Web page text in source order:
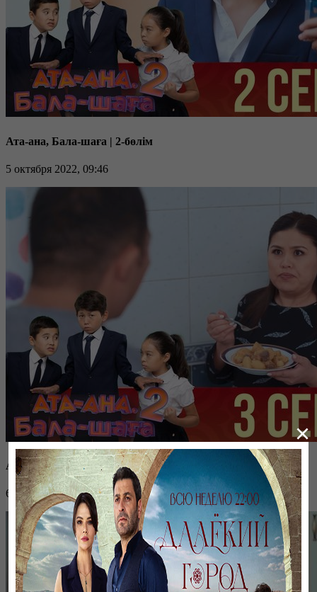
Ата-ана, Бала-шаға | 2-бөлім
5 октября 2022, 09:46
Ата-ана, Бала-шаға | 3-бөлім
6 октября 2022, 09:57
×